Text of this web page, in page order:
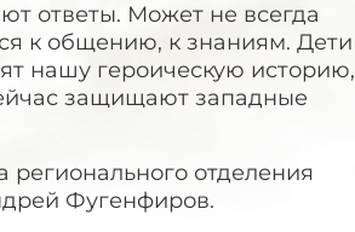
ответы. Может не всегда
к общению, к знаниям. Дети
нашу героическую историю,
защищают западные
отделения
Фугенфиров.